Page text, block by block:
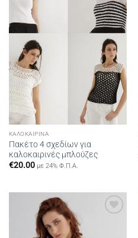
ΚΑΛΟΚΑΙΡΙΝΆ
Πακέτο 4 σχεδίων για
καλοκαιρινές μπλούζες
€20.00 με 24% Φ.Π.Α.